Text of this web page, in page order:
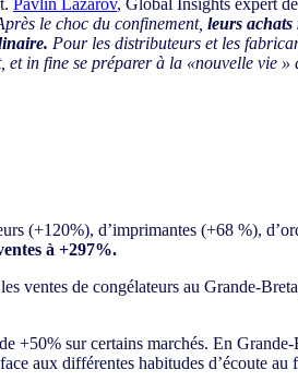
Pavlin Lazarov, Global Insights expert
le choc du confinement, leurs
Pour les distributeurs et les
in fine se préparer à la «nouvelle vie »
(+120%), d’imprimantes (+68 %),
à +297%.
ventes de congélateurs au Grande-
+50% sur certains marchés. En Grande-
aux différentes habitudes d’écoute au